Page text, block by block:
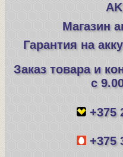
Магазин
Гарантия на
Заказ товара и
с
+375
+375